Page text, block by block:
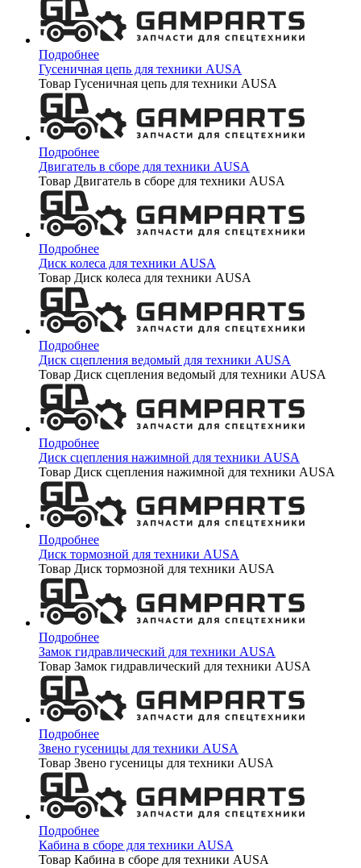
Подробнее
Гусеничная цепь для техники AUSA
Товар Гусеничная цепь для техники AUSA
Подробнее
Двигатель в сборе для техники AUSA
Товар Двигатель в сборе для техники AUSA
Подробнее
Диск колеса для техники AUSA
Товар Диск колеса для техники AUSA
Подробнее
Диск сцепления ведомый для техники AUSA
Товар Диск сцепления ведомый для техники AUSA
Подробнее
Диск сцепления нажимной для техники AUSA
Товар Диск сцепления нажимной для техники AUSA
Подробнее
Диск тормозной для техники AUSA
Товар Диск тормозной для техники AUSA
Подробнее
Замок гидравлический для техники AUSA
Товар Замок гидравлический для техники AUSA
Подробнее
Звено гусеницы для техники AUSA
Товар Звено гусеницы для техники AUSA
Подробнее
Кабина в сборе для техники AUSA
Товар Кабина в сборе для техники AUSA